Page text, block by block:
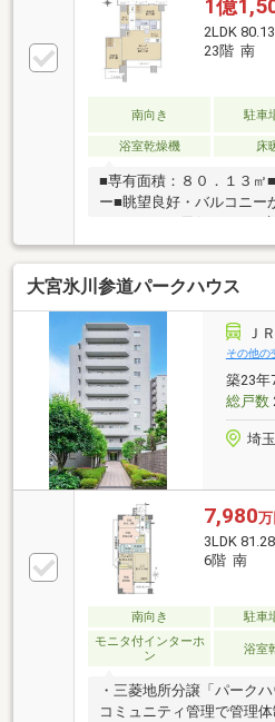
歩９分■さいたま市立大宮
1億
2LDK
23階 南
南向き 駐車
浴室乾燥機
床
■専有面積：８０．１３㎡
ー■眺望良好・バルコニー
インクローゼット付き■室
大宮氷川参道パークハウス
Ｊ
その他の
築23年
総戸数
埼
7,980万
3LDK
6階 南
南向き 駐車
モニタ付インターホ
ン
浴室
・三菱地所分譲「パーク
コミュニティ管理で管理